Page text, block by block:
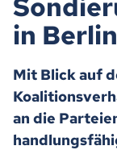
in Berlin
Mit Blick auf
an die